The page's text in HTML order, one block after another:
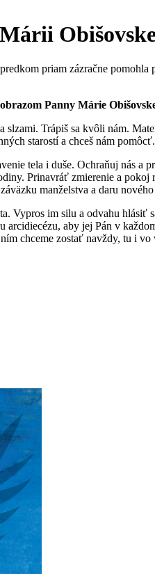
priam zázračne
Panny Márie
Trápiš sa kvôli nám.
starostí a chceš nám pomôcť.
tela i duše. Ochraňuj nás a
Prinavráť zmierenie a
manželstva a daru
Vypros im silu a odvahu
aby jej Pán v
chceme zostať navždy, tu i